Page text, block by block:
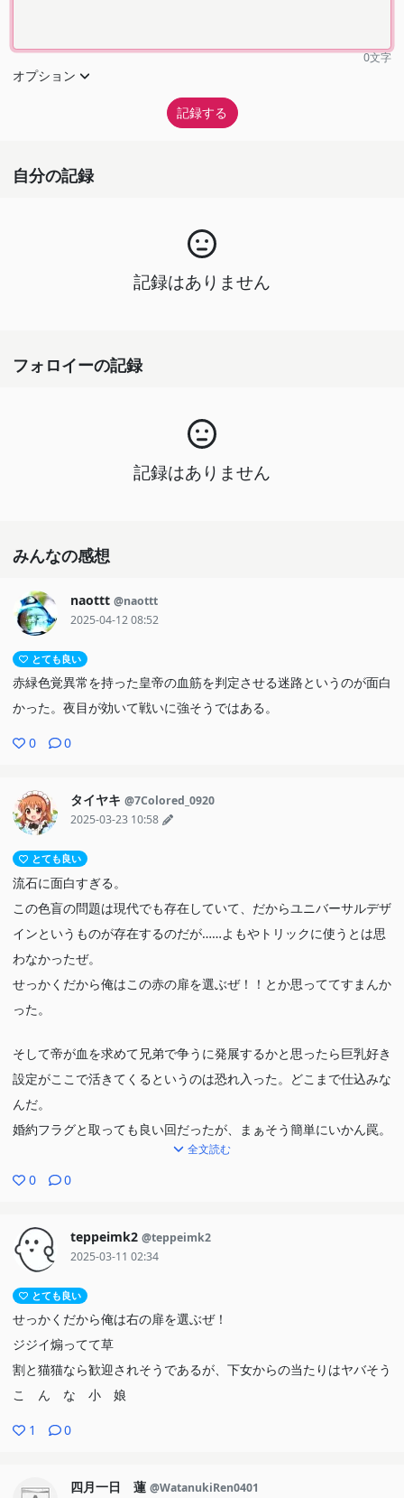
0文字
オプション
自分の記録
記録はありません
フォロイーの記録
記録はありません
みんなの感想
naottt @naottt
2025-04-12 08:52
とても良い
赤緑色覚異常を持った皇帝の血筋を判定させる迷路というのが面白
かった。夜目が効いて戦いに強そうではある。
0 0
タイヤキ @7Colored_0920
2025-03-23 10:58
とても良い
流石に面白すぎる。
この色盲の問題は現代でも存在していて、だからユニバーサルデザ
インというものが存在するのだが……よもやトリックに使うとは思
わなかったぜ。
せっかくだから俺はこの赤の扉を選ぶぜ！！とか思っててすまんか
った。
そして帝が血を求めて兄弟で争うに発展するかと思ったら巨乳好き
設定がここで活きてくるというのは恐れ入った。どこまで仕込みな
んだ。
婚約フラグと取っても良い回だったが、まぁそう簡単にいかん罠。
全文読む
0 0
teppeimk2 @teppeimk2
2025-03-11 02:34
とても良い
せっかくだから俺は右の扉を選ぶぜ！
ジジイ煽ってて草
割と猫猫なら歓迎されそうであるが、下女からの当たりはヤバそう
こ ん な 小 娘
1 0
四月一日 蓮 @WatanukiRen0401